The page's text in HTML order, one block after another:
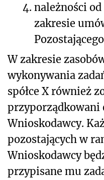
4. należności
zakresie
W zakresie
wykonywania
spółce X również
przyporządkowani
Wnioskodawcy.
pozostających w
Wnioskodawcy
przypisane mu